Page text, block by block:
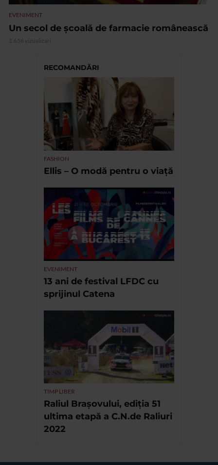
EVENIMENT
Un secol de școală de farmacie românească
1.656 vizualizari
RECOMANDĂRI
FASHION
Ellis – O modă pentru o viață
EVENIMENT
13 ani de festival LFDC cu
sprijinul Catena
TIMP LIBER
Raliul Brașovului, ediția 51
ultima etapă a C.N.de Raliuri
2022